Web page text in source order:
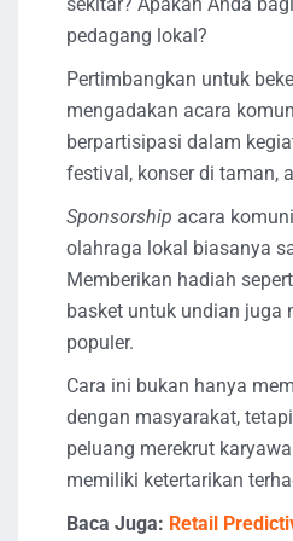
pedagang lokal?
Pertimbangkan untuk
mengadakan acara
berpartisipasi dalam
festival, konser di taman,
Sponsorship acara
olahraga lokal biasanya
Memberikan hadiah
basket untuk undian juga
populer.
Cara ini bukan hanya
dengan masyarakat,
peluang merekrut
memiliki ketertarikan
Baca Juga: Retail